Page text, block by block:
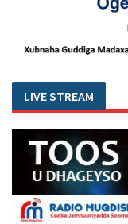
LIVE STREAM